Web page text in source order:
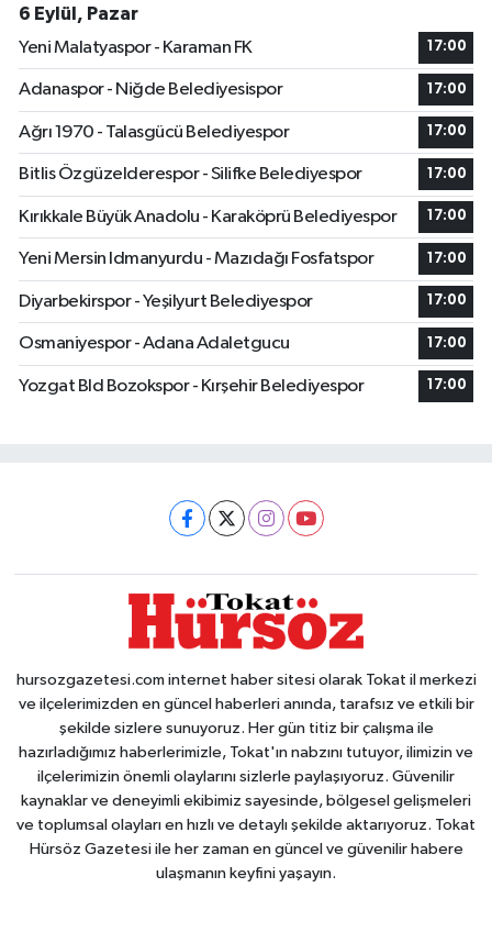
6 Eylül, Pazar
Yeni Malatyaspor - Karaman FK
17:00
Adanaspor - Niğde Belediyesispor 17:00
Ağrı 1970 - Talasgücü Belediyespor 17:00
Bitlis Özgüzelderespor - Silifke Belediyespor 17:00
Kırıkkale Büyük Anadolu - Karaköprü Belediyespor 17:00
Yeni Mersin Idmanyurdu - Mazıdağı Fosfatspor 17:00
Diyarbekirspor - Yeşilyurt Belediyespor 17:00
Osmaniyespor - Adana Adaletgucu 17:00
Yozgat Bld Bozokspor - Kırşehir Belediyespor 17:00
hursozgazetesi.com internet haber sitesi olarak Tokat il merkezi
ve ilçelerimizden en güncel haberleri anında, tarafsız ve etkili bir
şekilde sizlere sunuyoruz. Her gün titiz bir çalışma ile
hazırladığımız haberlerimizle, Tokat'ın nabzını tutuyor, ilimizin ve
ilçelerimizin önemli olaylarını sizlerle paylaşıyoruz. Güvenilir
kaynaklar ve deneyimli ekibimiz sayesinde, bölgesel gelişmeleri
ve toplumsal olayları en hızlı ve detaylı şekilde aktarıyoruz. Tokat
Hürsöz Gazetesi ile her zaman en güncel ve güvenilir habere
ulaşmanın keyfini yaşayın.